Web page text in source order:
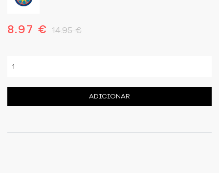
8.97 € 14.95 €
ADICIONAR